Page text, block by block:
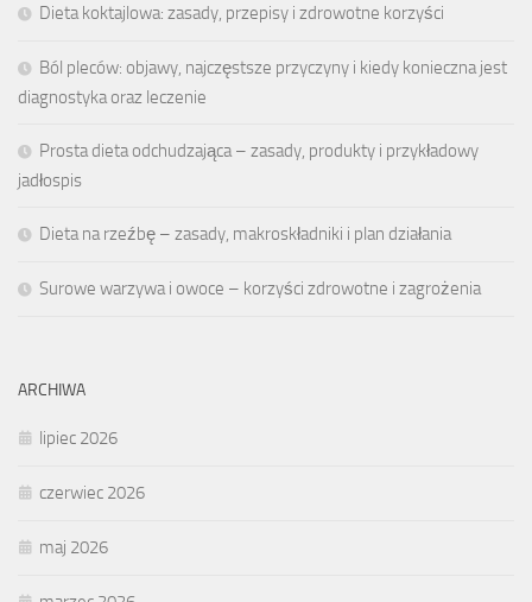
Dieta koktajlowa: zasady, przepisy i zdrowotne korzyści
Ból pleców: objawy, najczęstsze przyczyny i kiedy konieczna jest
diagnostyka oraz leczenie
Prosta dieta odchudzająca – zasady, produkty i przykładowy
jadłospis
Dieta na rzeźbę – zasady, makroskładniki i plan działania
Surowe warzywa i owoce – korzyści zdrowotne i zagrożenia
ARCHIWA
lipiec 2026
czerwiec 2026
maj 2026